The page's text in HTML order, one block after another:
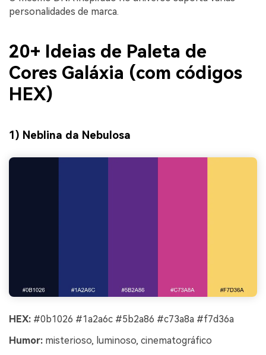
personalidades de marca.
20+ Ideias de Paleta de
Cores Galáxia (com códigos
HEX)
1) Neblina da Nebulosa
HEX: #0b1026 #1a2a6c #5b2a86 #c73a8a #f7d36a
Humor: misterioso, luminoso, cinematográfico